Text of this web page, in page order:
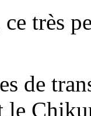
très
de
le